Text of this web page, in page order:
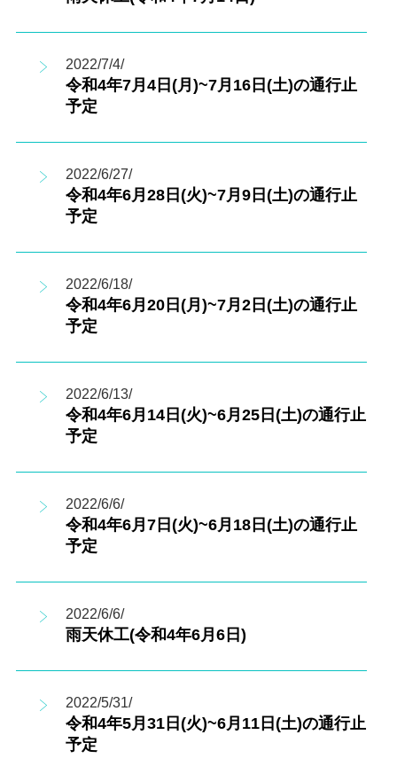
2022/7/4/
令和4年7月4日(月)~7月16日(土)の通行止
予定
2022/6/27/
令和4年6月28日(火)~7月9日(土)の通行止
予定
2022/6/18/
令和4年6月20日(月)~7月2日(土)の通行止
予定
2022/6/13/
令和4年6月14日(火)~6月25日(土)の通行止
予定
2022/6/6/
令和4年6月7日(火)~6月18日(土)の通行止
予定
2022/6/6/
雨天休工(令和4年6月6日)
2022/5/31/
令和4年5月31日(火)~6月11日(土)の通行止
予定